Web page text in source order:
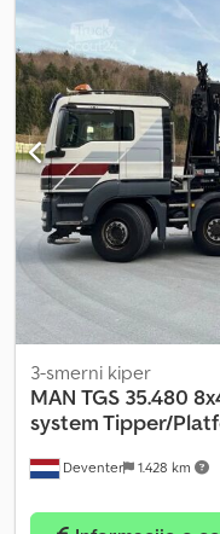
sve točkove, servo
vatrogasno vozilo, MAN
Cjdpfjw Hk U Sox Ab
Deventer 1.428 km
3-smerni kiper
MAN TGS 35.480
system Tipper/